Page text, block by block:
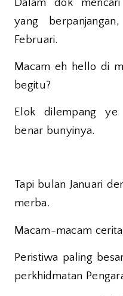
Dalam dok
yang
Februari.
Macam eh hello di
begitu?
Elok dilempang ye
benar bunyinya.
Tapi bulan Januari
merba.
Macam-macam cerita
Peristiwa paling
perkhidmatan